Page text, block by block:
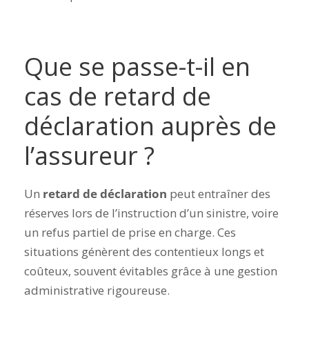
Que se passe-t-il en
cas de retard de
déclaration auprès de
l’assureur ?
Un retard de déclaration peut entraîner des
réserves lors de l’instruction d’un sinistre, voire
un refus partiel de prise en charge. Ces
situations génèrent des contentieux longs et
coûteux, souvent évitables grâce à une gestion
administrative rigoureuse.